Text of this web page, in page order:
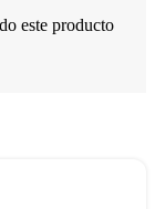
este producto